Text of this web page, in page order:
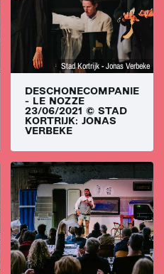
Stad Kortrijk - Jonas Verbeke
DESCHONECOMPANIE
- LE NOZZE
23/06/2021 © STAD
KORTRIJK: JONAS
VERBEKE